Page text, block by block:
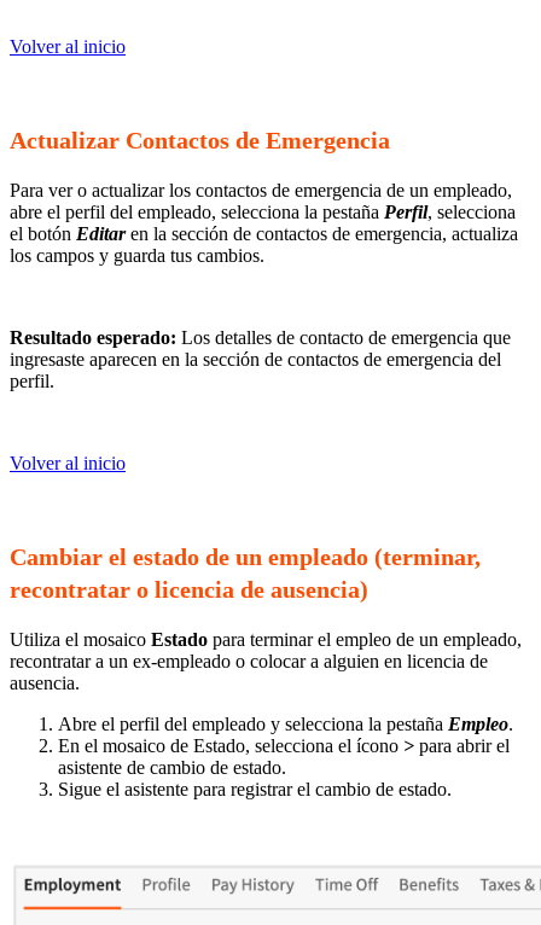
Volver al inicio
Actualizar Contactos de Emergencia
Para ver o actualizar los contactos de emergencia de un empleado,
abre el perfil del empleado, selecciona la pestaña Perfil, selecciona
el botón Editaren la sección de contactos de emergencia, actualiza
los campos y guarda tus cambios.
Resultado esperado: Los detalles de contacto de emergencia que
ingresaste aparecen en la sección de contactos de emergencia del
perfil.
Volver al inicio
Cambiar el estado de un empleado (terminar,
recontratar o licencia de ausencia)
Utiliza el mosaico Estado para terminar el empleo de un empleado,
recontratar a un ex-empleado o colocar a alguien en licencia de
ausencia.
Abre el perfil del empleado y selecciona la pestaña Empleo.
En el mosaico de Estado, selecciona el ícono > para abrir el
asistente de cambio de estado.
Sigue el asistente para registrar el cambio de estado.